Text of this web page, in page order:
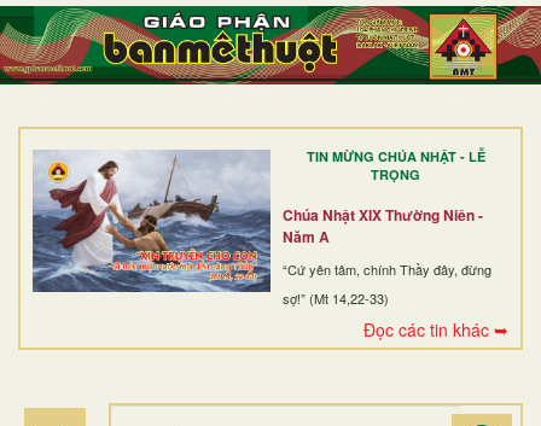
TIN MỪNG CHÚA NHẬT - LỄ
TRỌNG
Chúa Nhật XIX Thường Niên -
Năm A
“Cứ yên tâm, chính Thầy đây, đừng
sợ!” (Mt 14,22-33)
Đọc các tin khác ➥
TRANG NHẤT
GIỚI THIỆU
DÒNG TU
BAN MỤC VỤ
ĐOÀN THỂ CG
ĐIỂM HÀNH HƯƠNG